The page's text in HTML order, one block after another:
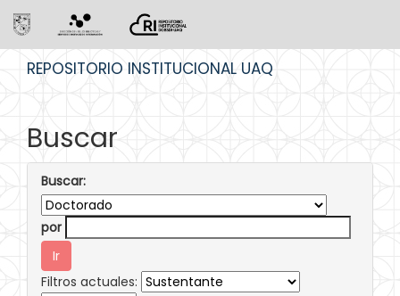
REPOSITORIO INSTITUCIONAL UAQ
Buscar
Buscar:
por
Filtros actuales: